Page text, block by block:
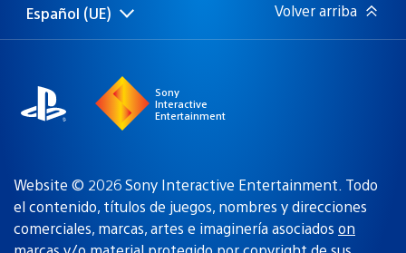
Selecciona
una
Región
actual:
Español (UE) Volver arriba
Sony
Interactive
Entertainment
Website © 2026 Sony Interactive Entertainment. Todo
el contenido, títulos de juegos, nombres y direcciones
comerciales, marcas, artes e imaginería asociados on